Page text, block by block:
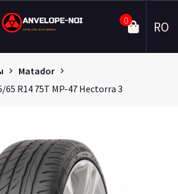
0 RO
Matador
65 R14 75T MP-47 Hectorra 3